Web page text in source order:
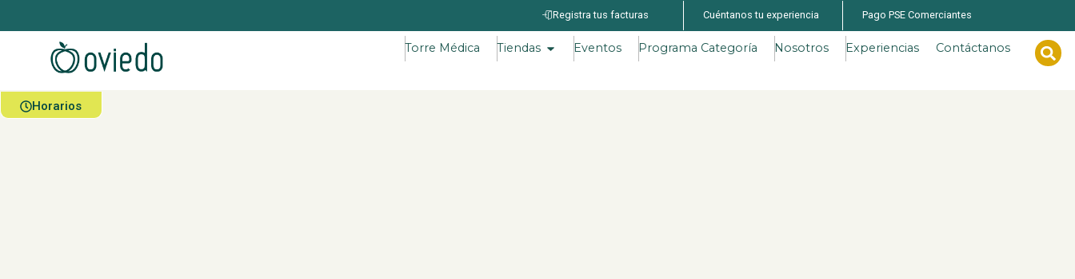
Registra tus facturas Cuéntanos tu experiencia Pago PSE Comerciantes
Torre Médica Tiendas Eventos Programa Categoría Nosotros Experiencias Contáctanos
Horarios